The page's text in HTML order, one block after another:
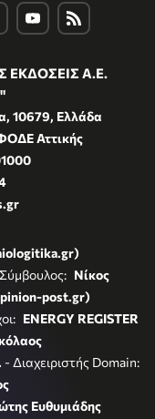
ΕΚΔΟΣΕΙΣ Α.Ε.
10679, Ελλάδα
Αττικής
Νίκος
post.gr)
ENERGY REGISTER
- Διαχειριστής Domain:
Ευθυμιάδης